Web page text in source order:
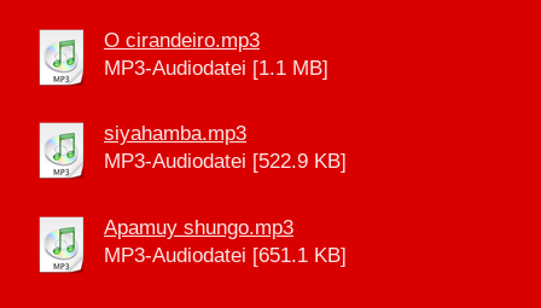
O cirandeiro.mp3
MP3-Audiodatei [1.1 MB]
siyahamba.mp3
MP3-Audiodatei [522.9 KB]
Apamuy shungo.mp3
MP3-Audiodatei [651.1 KB]